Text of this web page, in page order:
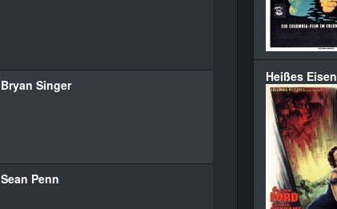
Bryan Singer
Sean Penn
Heißes Eisen